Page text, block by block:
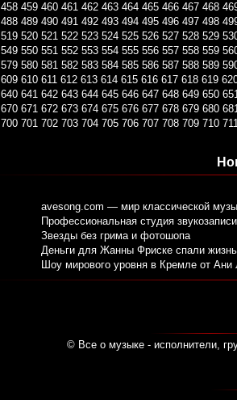
458 459 460 461 462 463 464 465 466 467 468
488 489 490 491 492 493 494 495 496 497 498
519 520 521 522 523 524 525 526 527 528 529
549 550 551 552 553 554 555 556 557 558 559
579 580 581 582 583 584 585 586 587 588 589
609 610 611 612 613 614 615 616 617 618 619
640 641 642 643 644 645 646 647 648 649 650
670 671 672 673 674 675 676 677 678 679 680
700 701 702 703 704 705 706 707 708 709 710
avesong.com — мир классической
Профессиональная студия
Звезды без грима и фотошопа
Деньги для Жанны Фриске спали
Шоу мирового уровня в Кремле от Ани
© Все о музыке - исполнители,